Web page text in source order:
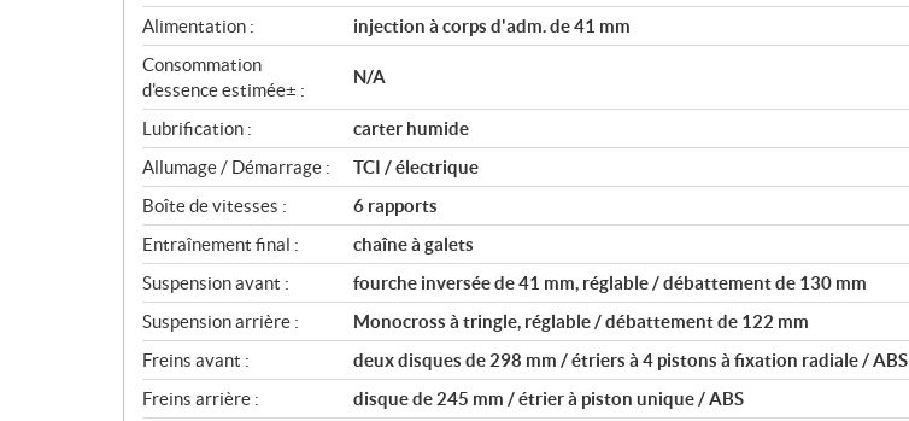
Alimentation :
injection à corps d'adm. de 41 mm
Consommation
d'essence estimée± :
N/A
Lubrification :
carter humide
Allumage / Démarrage :
TCI / électrique
Boîte de vitesses :
6 rapports
Entraînement final :
chaîne à galets
Suspension avant :
fourche inversée de 41 mm, réglable / débattement de 130 mm
Suspension arrière :
Monocross à tringle, réglable / débattement de 122 mm
Freins avant :
deux disques de 298 mm / étriers à 4 pistons à fixation radiale / ABS
Freins arrière :
disque de 245 mm / étrier à piston unique / ABS